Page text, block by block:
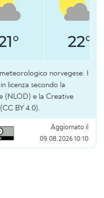
22°
norvegese. I
licenza secondo la
(NLOD) e la Creative
BY 4.0).
Aggiornato il
09.08.2026 10:10